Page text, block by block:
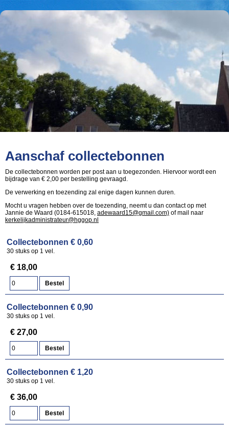
Aanschaf collectebonnen
De collectebonnen worden per post aan u toegezonden. Hiervoor wordt een
bijdrage van € 2,00 per bestelling gevraagd.
De verwerking en toezending zal enige dagen kunnen duren.
Mocht u vragen hebben over de toezending, neemt u dan contact op met
Jannie de Waard (0184-615018, adewaard15@gmail.com) of mail naar
kerkelijkadministrateur@hggop.nl
Collectebonnen € 0,60
30 stuks op 1 vel.
€ 18,00
Collectebonnen € 0,90
30 stuks op 1 vel.
€ 27,00
Collectebonnen € 1,20
30 stuks op 1 vel.
€ 36,00